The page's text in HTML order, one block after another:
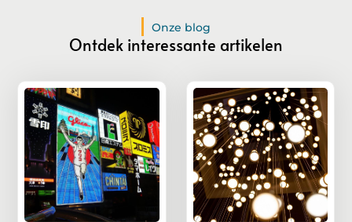
Onze blog
Ontdek interessante artikelen